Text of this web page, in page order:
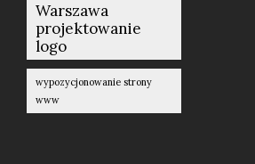
Warszawa
projektowanie
logo
wypozycjonowanie strony
www